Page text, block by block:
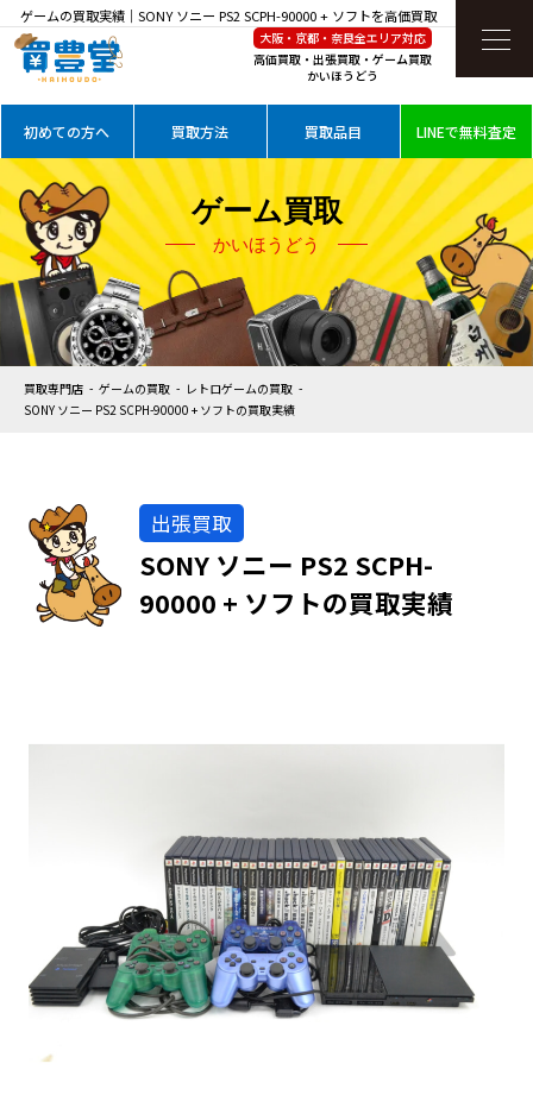
ゲームの買取実績｜SONY ソニー PS2 SCPH-90000 + ソフトを高価買取
大阪・京都・奈良全エリア対応
高価買取・出張買取・ゲーム買取
かいほうどう
初めての方へ 買取方法 買取品目 LINEで無料査定
ゲーム買取
かいほうどう
買取専門店 ゲームの買取
レトロゲームの買取
SONY ソニー PS2 SCPH-90000 + ソフトの買取実績
出張買取
SONY ソニー PS2 SCPH-
90000 + ソフトの買取実績